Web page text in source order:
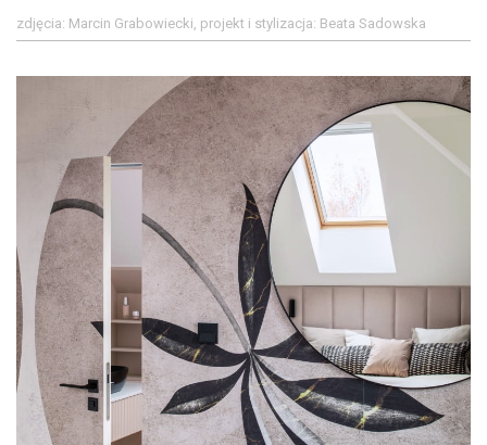
zdjęcia: Marcin Grabowiecki, projekt i stylizacja: Beata Sadowska